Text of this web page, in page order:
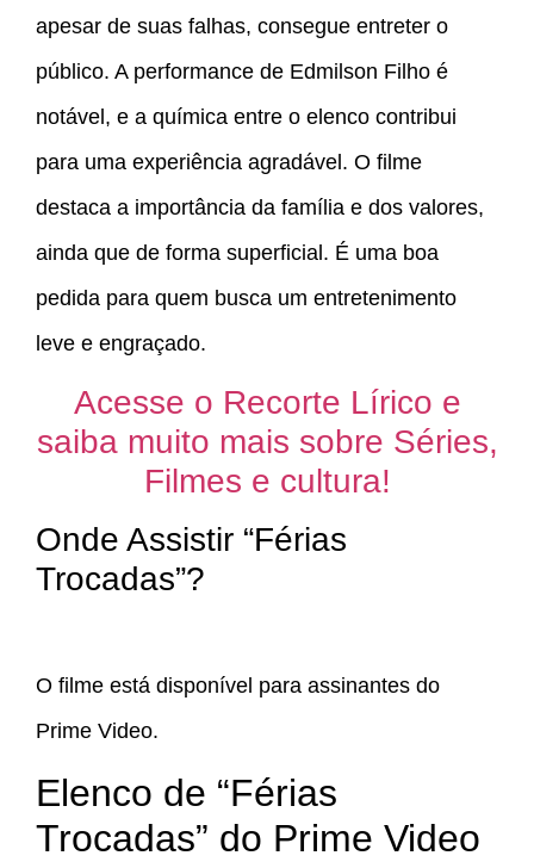
apesar de suas falhas, consegue entreter o
público. A performance de Edmilson Filho é
notável, e a química entre o elenco contribui
para uma experiência agradável. O filme
destaca a importância da família e dos valores,
ainda que de forma superficial. É uma boa
pedida para quem busca um entretenimento
leve e engraçado.
Acesse o Recorte Lírico e
saiba muito mais sobre Séries,
Filmes e cultura!
Onde Assistir “Férias
Trocadas”?
O filme está disponível para assinantes do
Prime Video.
Elenco de “Férias
Trocadas” do Prime Video